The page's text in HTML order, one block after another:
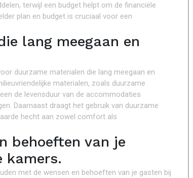
terwijl een budget helpt om de financiële
plan en budget is cruciaal voor een
lang meegaan en
duurzame materialen die lang meegaan en
materialen, zoals duurzame
de levensduur van de accommodaties
Daarnaast draagt het gebruik van duurzame
hecht aan zowel comfort als
behoeften van je
kamers.
met de wensen en behoeften van je gasten bij